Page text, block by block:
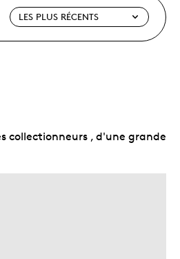
collectionneurs , d'une grande